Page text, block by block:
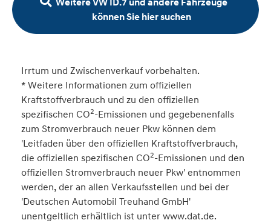
Weitere VW ID.7 und andere Fahrzeuge
können Sie hier suchen
Irrtum und Zwischenverkauf vorbehalten.
* Weitere Informationen zum offiziellen
Kraftstoffverbrauch und zu den offiziellen
spezifischen CO2-Emissionen und gegebenenfalls
zum Stromverbrauch neuer Pkw können dem
'Leitfaden über den offiziellen Kraftstoffverbrauch,
die offiziellen spezifischen CO2-Emissionen und den
offiziellen Stromverbrauch neuer Pkw' entnommen
werden, der an allen Verkaufsstellen und bei der
'Deutschen Automobil Treuhand GmbH'
unentgeltlich erhältlich ist unter www.dat.de.